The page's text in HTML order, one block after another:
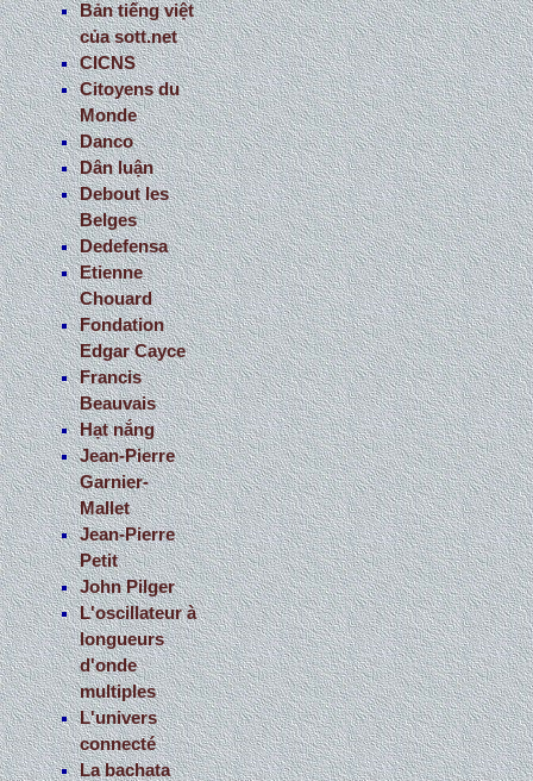
Bản tiếng việt
của sott.net
CICNS
Citoyens du
Monde
Danco
Dân luận
Debout les
Belges
Dedefensa
Etienne
Chouard
Fondation
Edgar Cayce
Francis
Beauvais
Hạt nắng
Jean-Pierre
Garnier-
Mallet
Jean-Pierre
Petit
John Pilger
L'oscillateur à
longueurs
d'onde
multiples
L'univers
connecté
La bachata